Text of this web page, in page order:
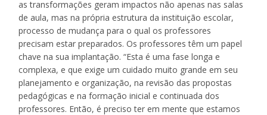
as transformações geram impactos não apenas nas salas
de aula, mas na própria estrutura da instituição escolar,
processo de mudança para o qual os professores
precisam estar preparados. Os professores têm um papel
chave na sua implantação. “Esta é uma fase longa e
complexa, e que exige um cuidado muito grande em seu
planejamento e organização, na revisão das propostas
pedagógicas e na formação inicial e continuada dos
professores. Então, é preciso ter em mente que estamos